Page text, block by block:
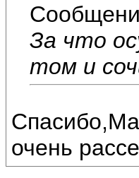
За что
том и
очень